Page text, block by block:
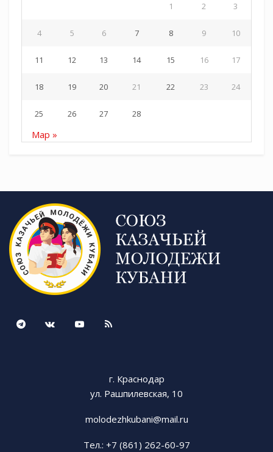
1 2 3
4 5 6 7 8 9 10
11 12 13 14 15 16 17
18 19 20 21 22 23 24
25 26 27 28
Мар »
г. Краснодар
ул. Рашпилевская, 10
molodezhkubani@mail.ru
Тел.: +7 (861) 262-60-97